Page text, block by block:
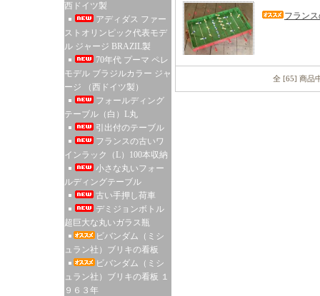
西ドイツ製
アディダス ファー
ストオリンピック代表モデ
ル ジャージ BRAZIL製
70年代 プーマ ペレ
モデル ブラジルカラー ジャ
ージ （西ドイツ製）
フォールディング
テーブル（白）L丸
引出付のテーブル
フランスの古いワ
インラック（L）100本収納
小さな丸いフォー
ルディングテーブル
古い手押し荷車
デミジョンボトル
超巨大な丸いガラス瓶
ビバンダム（ミシ
ュラン社）ブリキの看板
ビバンダム（ミシ
ュラン社）ブリキの看板 １
９６３年
フラン
全 [65] 商品